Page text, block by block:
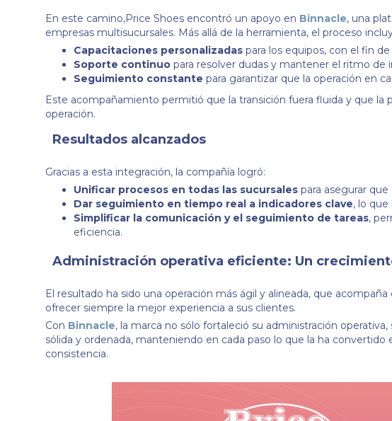
En este camino,Price Shoes encontró un apoyo en Binnacle, una
empresas multisucursales. Más allá de la herramienta, el proceso
Capacitaciones personalizadas para los equipos, con el fin
Soporte continuo para resolver dudas y mantener el ritmo de
Seguimiento constante para garantizar que la operación en
Este acompañamiento permitió que la transición fuera fluida y que la
operación.
Resultados alcanzados
Gracias a esta integración, la compañía logró:
Unificar procesos en todas las sucursales para asegurar
Dar seguimiento en tiempo real a indicadores clave, lo que
Simplificar la comunicación y el seguimiento de tareas,
eficiencia.
Administración operativa eficiente: Un
El resultado ha sido una operación más ágil y alineada, que
ofrecer siempre la mejor experiencia a sus clientes.
Con Binnacle, la marca no sólo fortaleció su administración
sólida y ordenada, manteniendo en cada paso lo que la ha
consistencia.